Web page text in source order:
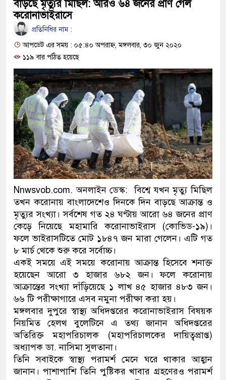
মাদক কারবারি গ্রেফতার
২৮ লাখ টাকার জাল নোটসহ
থানা পুলিশ
যেকোনো সময় বেনজীরের
নেতৃত্ব ও গণতন্ত্রের মূর্তমান
যে ভাবে ডেভিড ইমনের কাছে
‘আজহার খান’
অবৈধ বিদেশি পিস্তল,
ডাকাতির প্রস্তুতিকালে
থানা পুলিশ
বাড়ছে মৃত্যুর মিছিল: আরও ৬৪ জনের প্রাণ গেল
করোনাভাইরাসে
প্রতিনিধির নাম :
আপডেট এর সময় : ০৫:৪০ অপরাহ্ন, মঙ্গলবার, ৩০ জুন ২০২০
১১৯ বার পঠিত হয়েছে
Nnwsvob.com. অনলাইন ডেস্ক: বিশ্বে যখন মৃত্যু মিছিল
তখন করোনায় বাংলাদেশেও দিনকে দিন বাড়ছে আক্রান্ত ও
মৃত্যুর সংখ্যা। সর্বশেষ গত ২৪ ঘণ্টায় আরো ৬৪ জনের প্রাণ
কেড়ে নিয়েছে মহামারি করোনাভাইরাস (কোভিড-১৯)।
ফলে ভাইরাসটিতে মোট ১৮৪৭ জন মারা গেলেন। এটি গত
৮ মার্চ থেকে শুরু করে সর্বোচ্চ।
একই সময়ে এই সময়ে করোনায় আক্রান্ত হিসেবে শনাক্ত
হয়েছেন আরো ৩ হাজার ৬৮২ জন। ফলে করোনায়
আক্রান্তের সংখ্যা দাঁড়িয়েছে ১ লাখ ৪৫ হাজার ৪৮৩ জন।
৬৬ টি পরীক্ষাগারে এসব নমুনা পরীক্ষা করা হয়।
মঙ্গলবার দুপুরে স্বাস্থ্য অধিদপ্তরের করোনাভাইরাস বিষয়ক
নিয়মিত হেলথ বুলেটিনে এ তথ্য জানান অধিদপ্তরের
অতিরিক্ত মহাপরিচালক (মহাপরিচালকের দায়িত্বপ্রাপ্ত)
অধ্যাপক ডা. নাসিমা সুলতানা।
তিনি সবাইকে স্বাস্থ্য পরামর্শ মেনে ঘরে থাকার আহ্বান
জানান। পাশাপাশি তিনি পুষ্টিকর খাবার গ্রহণেরও পরামর্শ